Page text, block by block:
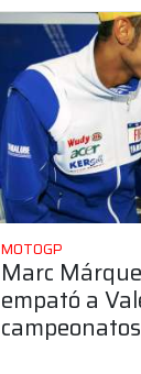
MOTOGP
Marc
empató a